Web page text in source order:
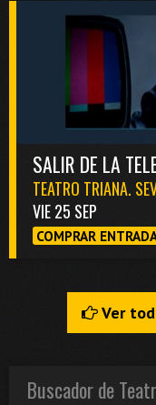
SALIR DE LA
TEATRO TRIANA.
VIE 25 SEP
COMPRAR
Ver
Buscador de